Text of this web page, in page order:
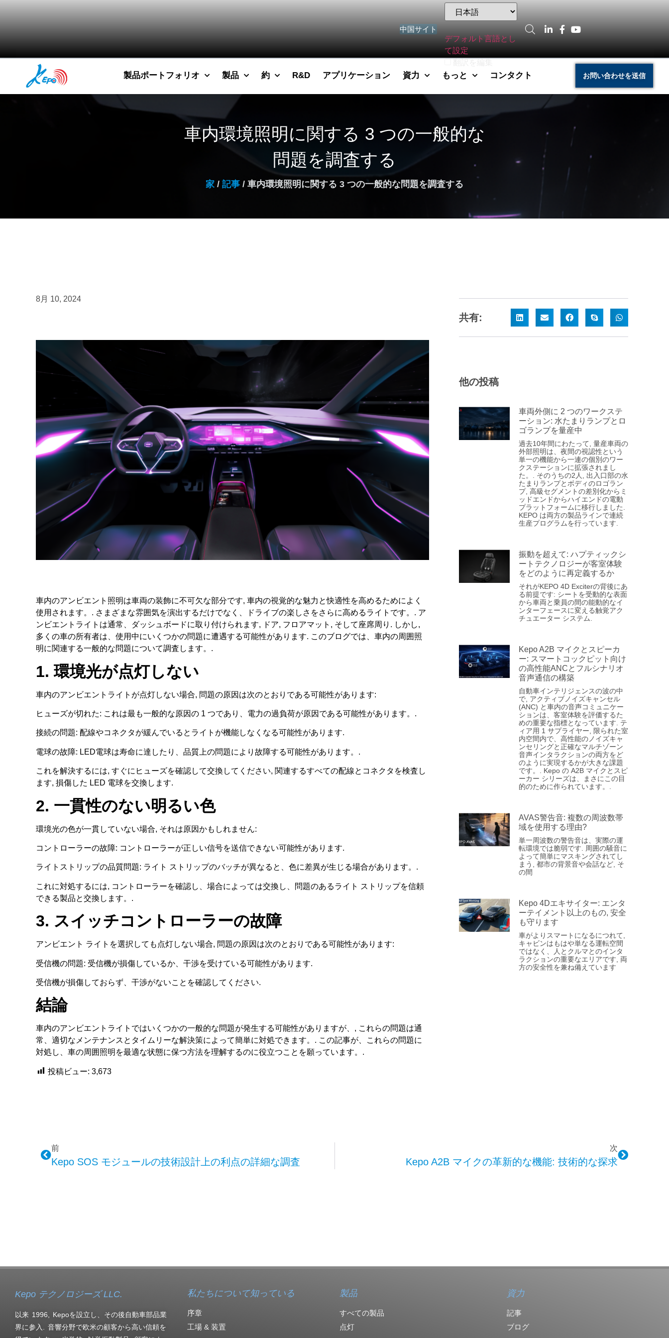
中国サイト
デフォルト言語とし
て設定
製品ポートフォリオ 製品 約 R&D アプリケーション 資力 もっと コンタクト お問い合わせを送信
車内環境照明に関する 3 つの一般的な
問題を調査する
家 / 記事 / 車内環境照明に関する 3 つの一般的な問題を調査する
8月 10, 2024
車内のアンビエント照明は車両の装飾に不可欠な部分です, 車内の視覚的な魅力と快適性を高めるためによく
使用されます。. さまざまな雰囲気を演出するだけでなく、ドライブの楽しさをさらに高めるライトです。. ア
ンビエントライトは通常、ダッシュボードに取り付けられます, ドア, フロアマット, そして座席周り. しかし,
多くの車の所有者は、使用中にいくつかの問題に遭遇する可能性があります. このブログでは、車内の周囲照
明に関連する一般的な問題について調査します。.
1. 環境光が点灯しない
車内のアンビエントライトが点灯しない場合, 問題の原因は次のとおりである可能性があります:
ヒューズが切れた: これは最も一般的な原因の 1 つであり、電力の過負荷が原因である可能性があります。.
接続の問題: 配線やコネクタが緩んでいるとライトが機能しなくなる可能性があります.
電球の故障: LED電球は寿命に達したり、品質上の問題により故障する可能性があります。.
これを解決するには, すぐにヒューズを確認して交換してください, 関連するすべての配線とコネクタを検査し
ます, 損傷した LED 電球を交換します.
2. 一貫性のない明るい色
環境光の色が一貫していない場合, それは原因かもしれません:
コントローラーの故障: コントローラーが正しい信号を送信できない可能性があります.
ライトストリップの品質問題: ライト ストリップのバッチが異なると、色に差異が生じる場合があります。.
これに対処するには, コントローラーを確認し、場合によっては交換し、問題のあるライト ストリップを信頼
できる製品と交換します。.
3. スイッチコントローラーの故障
アンビエント ライトを選択しても点灯しない場合, 問題の原因は次のとおりである可能性があります:
受信機の問題: 受信機が損傷しているか、干渉を受けている可能性があります.
受信機が損傷しておらず、干渉がないことを確認してください.
結論
車内のアンビエントライトではいくつかの一般的な問題が発生する可能性がありますが、, これらの問題は通
常、適切なメンテナンスとタイムリーな解決策によって簡単に対処できます。. この記事が、これらの問題に
対処し、車の周囲照明を最適な状態に保つ方法を理解するのに役立つことを願っています。.
投稿ビュー: 3,673
共有:
他の投稿
車両外側に 2 つのワークステ
ーション: 水たまりランプとロ
ゴランプを量産中
過去10年間にわたって, 量産車両の
外部照明は、夜間の視認性という
単一の機能から一連の個別のワー
クステーションに拡張されまし
た。. そのうちの2人, 出入口部の水
たまりランプとボディのロゴラン
プ, 高級セグメントの差別化からミ
ッドエンドからハイエンドの電動
プラットフォームに移行しました.
KEPO は両方の製品ラインで連続
生産プログラムを行っています.
振動を超えて: ハプティックシ
ートテクノロジーが客室体験
をどのように再定義するか
それがKEPO 4D Exciterの背後にあ
る前提です: シートを受動的な表面
から車両と乗員の間の能動的なイ
ンターフェースに変える触覚アク
チュエーター システム.
Kepo A2B マイクとスピーカ
ー: スマートコックピット向け
の高性能ANCとフルシナリオ
音声通信の構築
自動車インテリジェンスの波の中
で, アクティブノイズキャンセル
(ANC) と車内の音声コミュニケー
ションは、客室体験を評価するた
めの重要な指標となっています. テ
ィア用 1 サプライヤー, 限られた室
内空間内で、高性能のノイズキャ
ンセリングと正確なマルチゾーン
音声インタラクションの両方をど
のように実現するかが大きな課題
です。. Kepo の A2B マイクとスピ
ーカー シリーズは、まさにこの目
的のために作られています。.
AVAS警告音: 複数の周波数帯
域を使用する理由?
単一周波数の警告音は、実際の運
転環境では脆弱です. 周囲の騒音に
よって簡単にマスキングされてし
まう, 都市の背景音や会話など, そ
の間
Kepo 4Dエキサイター: エンタ
ーテイメント以上のもの, 安全
も守ります
車がよりスマートになるにつれて,
キャビンはもはや単なる運転空間
ではなく、人とクルマとのインタ
ラクションの重要なエリアです, 両
方の安全性を兼ね備えています
前
Kepo SOS モジュールの技術設計上の利点の詳細な調査
次
Kepo A2B マイクの革新的な機能: 技術的な探求
Kepo テクノロジーズ LLC.
以来 1996, Kepoを設立し、その後自動車部品業
界に参入. 音響分野で欧米の顧客から高い信頼を
私たちについて知っている
序章
工場 & 装置
製品
すべての製品
点灯
資力
記事
ブログ